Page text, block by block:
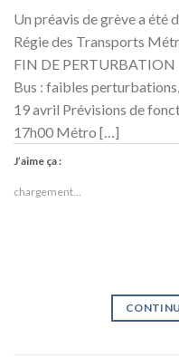
Un préavis de grève a été
Régie des Transports
FIN DE
Bus : faibles
19 avril Prévisions de
17h00 Métro […]
J’aime ça :
chargement…